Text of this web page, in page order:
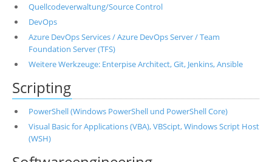
Quellcodeverwaltung/Source Control
DevOps
Azure DevOps Services / Azure DevOps Server / Team
Foundation Server (TFS)
Weitere Werkzeuge: Enterpise Architect, Git, Jenkins, Ansible
Scripting
PowerShell (Windows PowerShell und PowerShell Core)
Visual Basic for Applications (VBA), VBScipt, Windows Script Host
(WSH)